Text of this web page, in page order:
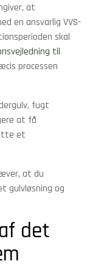
at
en ansvarlig VVS-
skal
til
processen
fugt
at få
et
at du
gulvløsning og
det